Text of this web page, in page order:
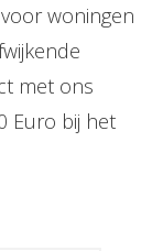
woningen
met ons
Euro bij het